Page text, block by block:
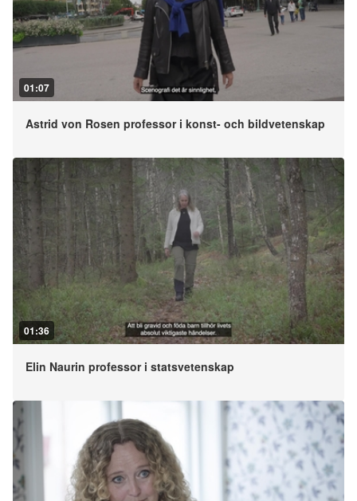
01:07
Astrid von Rosen professor i konst- och bildvetenskap
01:36
Elin Naurin professor i statsvetenskap